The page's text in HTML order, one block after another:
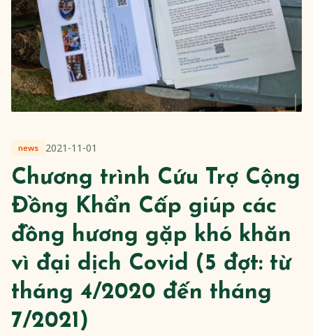
news 2021-11-01
Chương trình Cứu Trợ Cộng
Đồng Khẩn Cấp giúp các
đồng hương gặp khó khăn
vì đại dịch Covid (5 đợt: từ
tháng 4/2020 đến tháng
7/2021)